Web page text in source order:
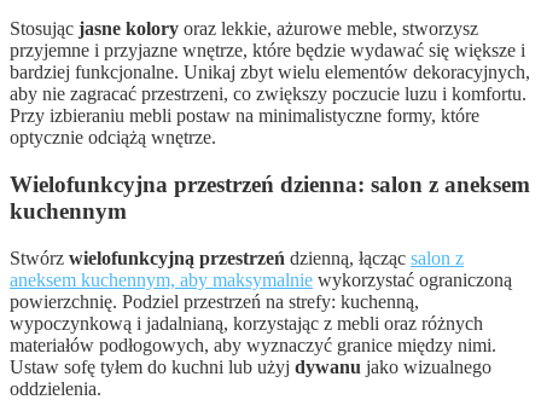
Stosując jasne kolory oraz lekkie, ażurowe meble, stworzysz
przyjemne i przyjazne wnętrze, które będzie wydawać się większe i
bardziej funkcjonalne. Unikaj zbyt wielu elementów dekoracyjnych,
aby nie zagracać przestrzeni, co zwiększy poczucie luzu i komfortu.
Przy izbieraniu mebli postaw na minimalistyczne formy, które
optycznie odciążą wnętrze.
Wielofunkcyjna przestrzeń dzienna: salon z aneksem
kuchennym
Stwórz wielofunkcyjną przestrzeń dzienną, łącząc salon z
aneksem kuchennym, aby maksymalnie wykorzystać ograniczoną
powierzchnię. Podziel przestrzeń na strefy: kuchenną,
wypoczynkową i jadalnianą, korzystając z mebli oraz różnych
materiałów podłogowych, aby wyznaczyć granice między nimi.
Ustaw sofę tyłem do kuchni lub użyj dywanu jako wizualnego
oddzielenia.